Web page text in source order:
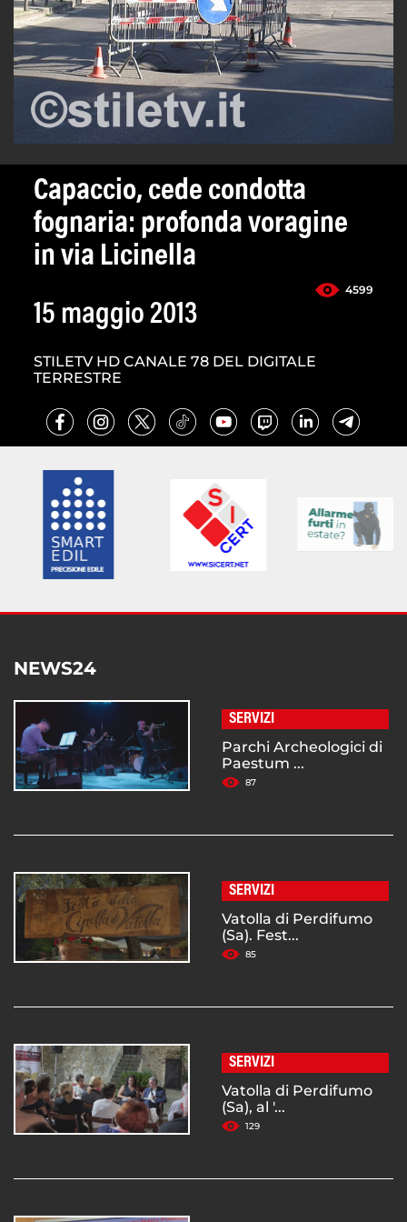
Capaccio, cede condotta
fognaria: profonda voragine
in via Licinella
4599
15 maggio 2013
STILETV HD CANALE 78 DEL DIGITALE
TERRESTRE
NEWS24
SERVIZI
Parchi Archeologici di
Paestum ...
87
SERVIZI
Vatolla di Perdifumo
(Sa). Fest...
85
SERVIZI
Vatolla di Perdifumo
(Sa), al '...
129